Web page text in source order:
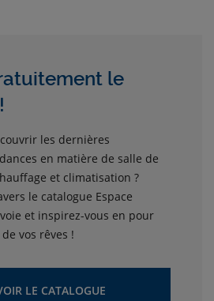
le
les dernières
en matière de salle de
et climatisation ?
le catalogue Espace
et inspirez-vous en pour
vos rêves !
LE CATALOGUE